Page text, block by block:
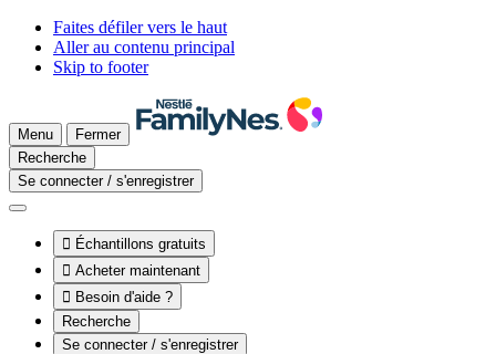
Faites défiler vers le haut
Aller au contenu principal
Skip to footer
Menu
Fermer
Recherche
Se connecter / s'enregistrer
 Échantillons gratuits
 Acheter maintenant
 Besoin d'aide ?
Recherche
Se connecter / s'enregistrer